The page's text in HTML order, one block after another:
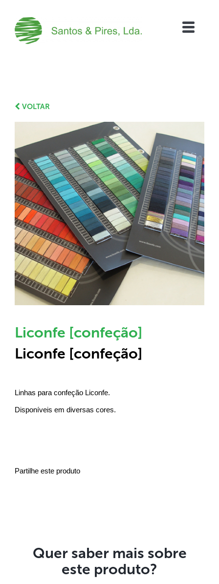
VOLTAR
Liconfe [confeção]
Liconfe [confeção]
Linhas para confeção Liconfe.
Disponíveis em diversas cores.
Partilhe este produto
Quer saber mais sobre
este produto?